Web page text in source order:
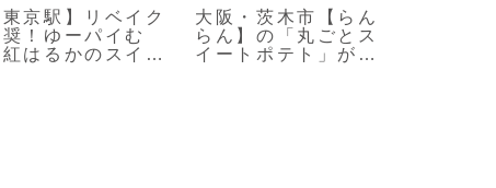
東京駅】リベイク
！ゆーパイむ
紅はるかのスイー
大阪・茨木市【らん
らん】の「丸ごとス
イートポテト」が絶